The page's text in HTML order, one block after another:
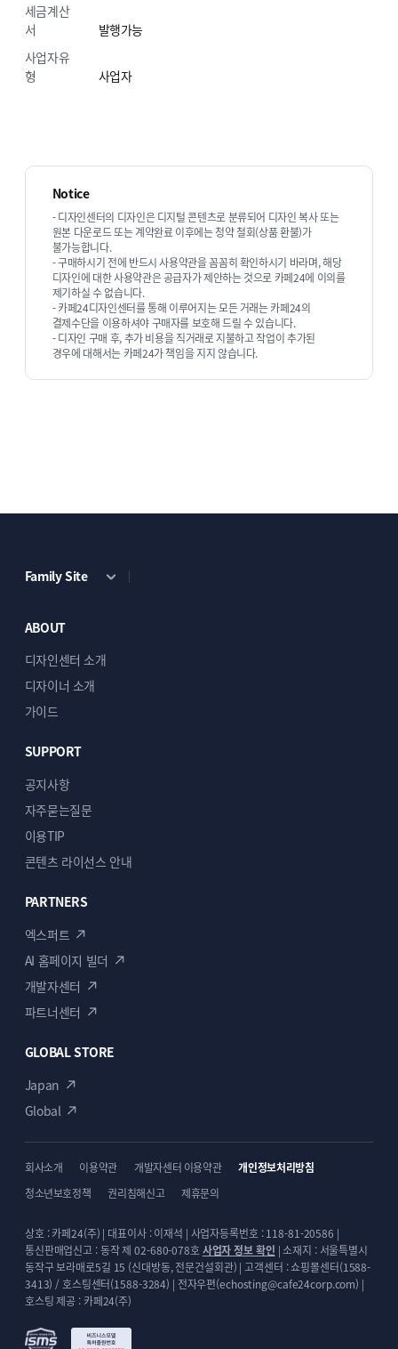
8. 하단회사정보
9. SNS링크 수정
디자인스튜디오 순희의 다른 상품 보기
세금계산
서
발행가능
사업자유
형
사업자
Notice
- 디자인센터의 디자인은 디지털 콘텐츠로 분류되어 디자인 복사 또는
원본 다운로드 또는 계약완료 이후에는 청약 철회(상품 환불)가
불가능합니다.
- 구매하시기 전에 반드시 사용약관을 꼼꼼히 확인하시기 바라며, 해당
디자인에 대한 사용약관은 공급자가 제안하는 것으로 카페24에 이의를
제기하실 수 없습니다.
- 카페24디자인센터를 통해 이루어지는 모든 거래는 카페24의
결제수단을 이용하셔야 구매자를 보호해 드릴 수 있습니다.
- 디자인 구매 후, 추가 비용을 직거래로 지불하고 작업이 추가된
경우에 대해서는 카페24가 책임을 지지 않습니다.
Family Site
ABOUT
디자인센터 소개
디자이너 소개
가이드
SUPPORT
공지사항
자주묻는질문
이용TIP
콘텐츠 라이선스 안내
PARTNERS
엑스퍼트
AI 홈페이지 빌더
개발자센터
파트너센터
GLOBAL STORE
Japan
Global
회사소개 이용약관 개발자센터 이용약관
개인정보처리방침
청소년보호정책
권리침해신고 제휴문의
상호 : 카페24(주) | 대표이사 : 이재석 | 사업자등록번호 : 118-81-20586 |
통신판매업신고 : 동작 제 02-680-078호사업자 정보 확인 | 소재지 : 서울특별시
동작구 보라매로5길 15 (신대방동, 전문건설회관) | 고객센터 : 쇼핑몰센터(1588-
3413) / 호스팅센터(1588-3284) | 전자우편(echosting@cafe24corp.com) |
호스팅 제공 : 카페24(주)